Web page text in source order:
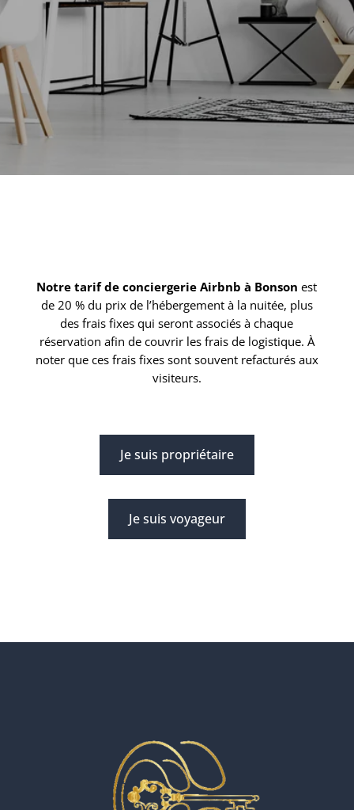
Notre tarif de conciergerie Airbnb à Bonson est
de 20 % du prix de l’hébergement à la nuitée, plus
des frais fixes qui seront associés à chaque
réservation afin de couvrir les frais de logistique. À
noter que ces frais fixes sont souvent refacturés aux
visiteurs.
Je suis propriétaire
Je suis voyageur